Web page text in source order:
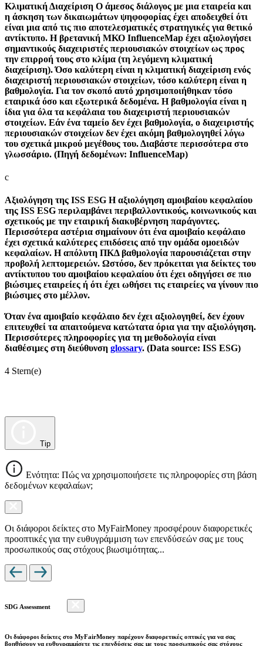
Κλιματική Διαχείριση Ο άμεσος διάλογος με μια εταιρεία και
η άσκηση των δικαιωμάτων ψηφοφορίας έχει αποδειχθεί ότι
είναι μια από τις πιο αποτελεσματικές στρατηγικές για θετικό
αντίκτυπο. Η βρετανική ΜΚΟ InfluenceMap έχει αξιολογήσει
σημαντικούς διαχειριστές περιουσιακών στοιχείων ως προς
την επιρροή τους στο κλίμα (τη λεγόμενη κλιματική
διαχείριση). Όσο καλύτερη είναι η κλιματική διαχείριση ενός
διαχειριστή περιουσιακών στοιχείων, τόσο καλύτερη είναι η
βαθμολογία. Για τον σκοπό αυτό χρησιμοποιήθηκαν τόσο
εταιρικά όσο και εξωτερικά δεδομένα. Η βαθμολογία είναι η
ίδια για όλα τα κεφάλαια του διαχειριστή περιουσιακών
στοιχείων. Εάν ένα ταμείο δεν έχει βαθμολογία, ο διαχειριστής
περιουσιακών στοιχείων δεν έχει ακόμη βαθμολογηθεί λόγω
του σχετικά μικρού μεγέθους του. Διαβάστε περισσότερα στο
γλωσσάριο. (Πηγή δεδομένων: InfluenceMap)
c
Αξιολόγηση της ISS ESG Η αξιολόγηση αμοιβαίου κεφαλαίου
της ISS ESG περιλαμβάνει περιβαλλοντικούς, κοινωνικούς και
σχετικούς με την εταιρική διακυβέρνηση παράγοντες.
Περισσότερα αστέρια σημαίνουν ότι ένα αμοιβαίο κεφάλαιο
έχει σχετικά καλύτερες επιδόσεις από την ομάδα ομοειδών
κεφαλαίων. Η απόλυτη ΠΚΔ βαθμολογία παρουσιάζεται στην
προβολή λεπτομερειών. Ωστόσο, δεν πρόκειται για δείκτες του
αντίκτυπου του αμοιβαίου κεφαλαίου ότι έχει οδηγήσει σε πιο
βιώσιμες εταιρείες ή ότι έχει ωθήσει τις εταιρείες να γίνουν πιο
βιώσιμες στο μέλλον.
Όταν ένα αμοιβαίο κεφάλαιο δεν έχει αξιολογηθεί, δεν έχουν
επιτευχθεί τα απαιτούμενα κατώτατα όρια για την αξιολόγηση.
Περισσότερες πληροφορίες για τη μεθοδολογία είναι
διαθέσιμες στη διεύθυνση glossary. (Data source: ISS ESG)
4 Stern(e)
Tip
Ενότητα: Πώς να χρησιμοποιήσετε τις πληροφορίες στη βάση
δεδομένων κεφαλαίων;
Οι διάφοροι δείκτες στο MyFairMoney προσφέρουν διαφορετικές
προοπτικές για την ευθυγράμμιση των επενδύσεών σας με τους
προσωπικούς σας στόχους βιωσιμότητας...
SDG Assessment
Οι διάφοροι δείκτες στο MyFairMoney παρέχουν διαφορετικές οπτικές για να σας
βοηθήσουν να ευθυγραμμίσετε τις επενδύσεις σας με τους προσωπικούς σας στόχους